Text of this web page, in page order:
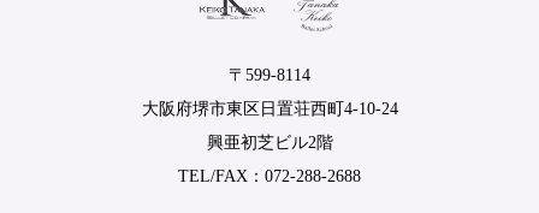
〒599-8114
大阪府堺市東区日置荘西町4-10-24
興亜初芝ビル2階
TEL/FAX：072-288-2688